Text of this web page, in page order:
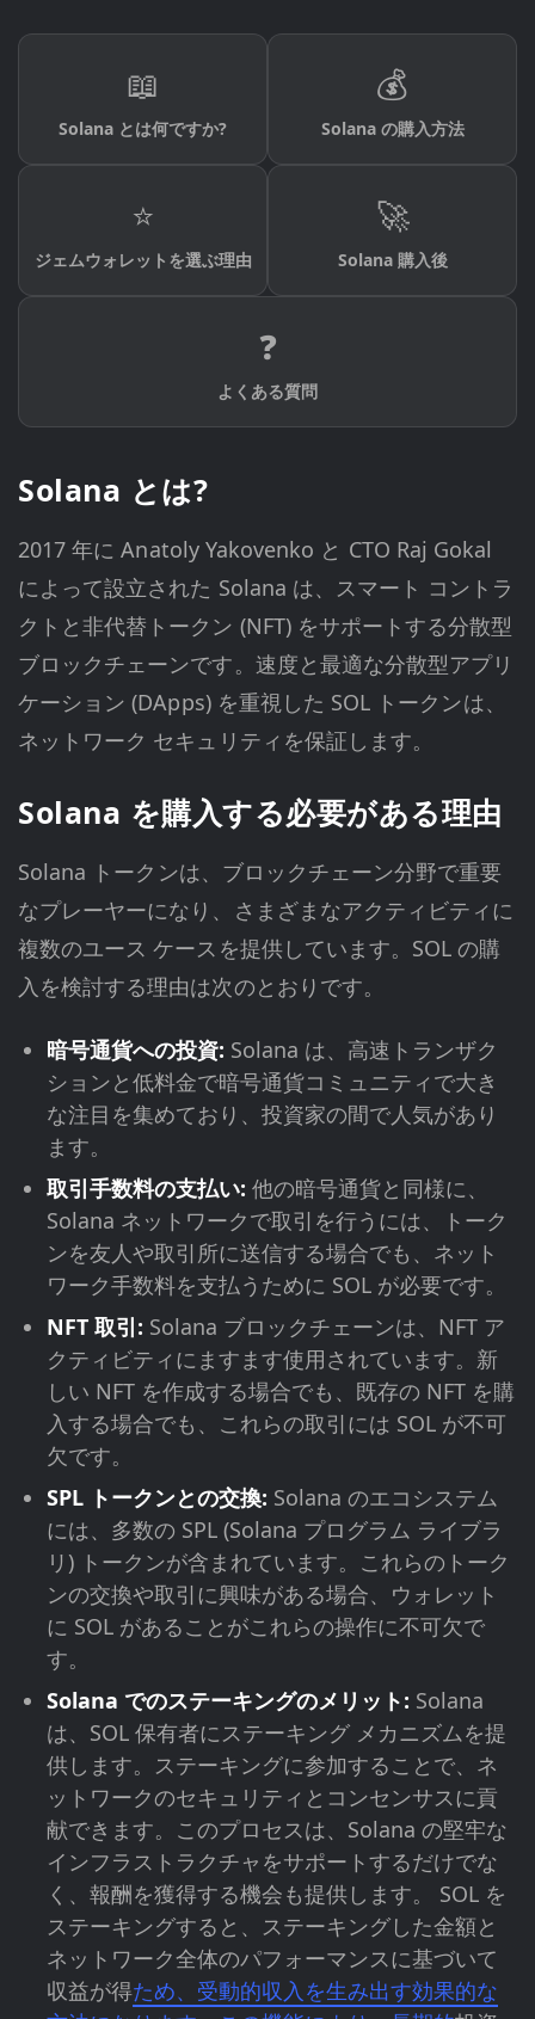
📖
Solana とは何ですか?
💰
Solana の購入方法
⭐
ジェムウォレットを選ぶ理由
🚀
Solana 購入後
❓
よくある質問
Solana とは?
2017 年に Anatoly Yakovenko と CTO Raj Gokal
によって設立された Solana は、スマート コントラ
クトと非代替トークン (NFT) をサポートする分散型
ブロックチェーンです。速度と最適な分散型アプリ
ケーション (DApps) を重視した SOL トークンは、
ネットワーク セキュリティを保証します。
Solana を購入する必要がある理由
Solana トークンは、ブロックチェーン分野で重要
なプレーヤーになり、さまざまなアクティビティに
複数のユース ケースを提供しています。SOL の購
入を検討する理由は次のとおりです。
暗号通貨への投資: Solana は、高速トランザク
ションと低料金で暗号通貨コミュニティで大き
な注目を集めており、投資家の間で人気があり
ます。
取引手数料の支払い: 他の暗号通貨と同様に、
Solana ネットワークで取引を行うには、トーク
ンを友人や取引所に送信する場合でも、ネット
ワーク手数料を支払うために SOL が必要です。
NFT 取引: Solana ブロックチェーンは、NFT ア
クティビティにますます使用されています。新
しい NFT を作成する場合でも、既存の NFT を購
入する場合でも、これらの取引には SOL が不可
欠です。
SPL トークンとの交換: Solana のエコシステム
には、多数の SPL (Solana プログラム ライブラ
リ) トークンが含まれています。これらのトーク
ンの交換や取引に興味がある場合、ウォレット
に SOL があることがこれらの操作に不可欠で
す。
Solana でのステーキングのメリット: Solana
は、SOL 保有者にステーキング メカニズムを提
供します。ステーキングに参加することで、ネ
ットワークのセキュリティとコンセンサスに貢
献できます。このプロセスは、Solana の堅牢な
インフラストラクチャをサポートするだけでな
く、報酬を獲得する機会も提供します。 SOL を
ステーキングすると、ステーキングした金額と
ネットワーク全体のパフォーマンスに基づいて
収益が得ため、受動的収入を生み出す効果的な